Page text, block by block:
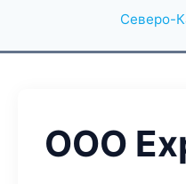
Северо-
ООО